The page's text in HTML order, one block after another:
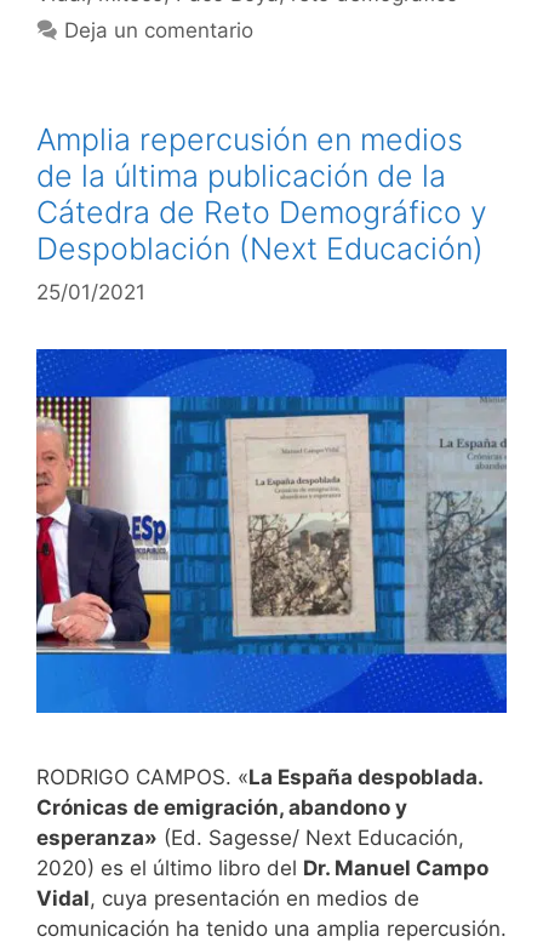
Deja un comentario
Amplia repercusión en medios
de la última publicación de la
Cátedra de Reto Demográfico y
Despoblación (Next Educación)
25/01/2021
RODRIGO CAMPOS. «La España despoblada.
Crónicas de emigración, abandono y
esperanza» (Ed. Sagesse/ Next Educación,
2020) es el último libro del Dr. Manuel Campo
Vidal, cuya presentación en medios de
comunicación ha tenido una amplia repercusión.